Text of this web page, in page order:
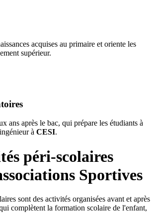
acquises au primaire et oriente les
supérieur.
ans après le bac, qui prépare les étudiants à
à CESI.
péri-scolaires
Sportives
sont des activités organisées avant et après
complètent la formation scolaire de l'enfant,